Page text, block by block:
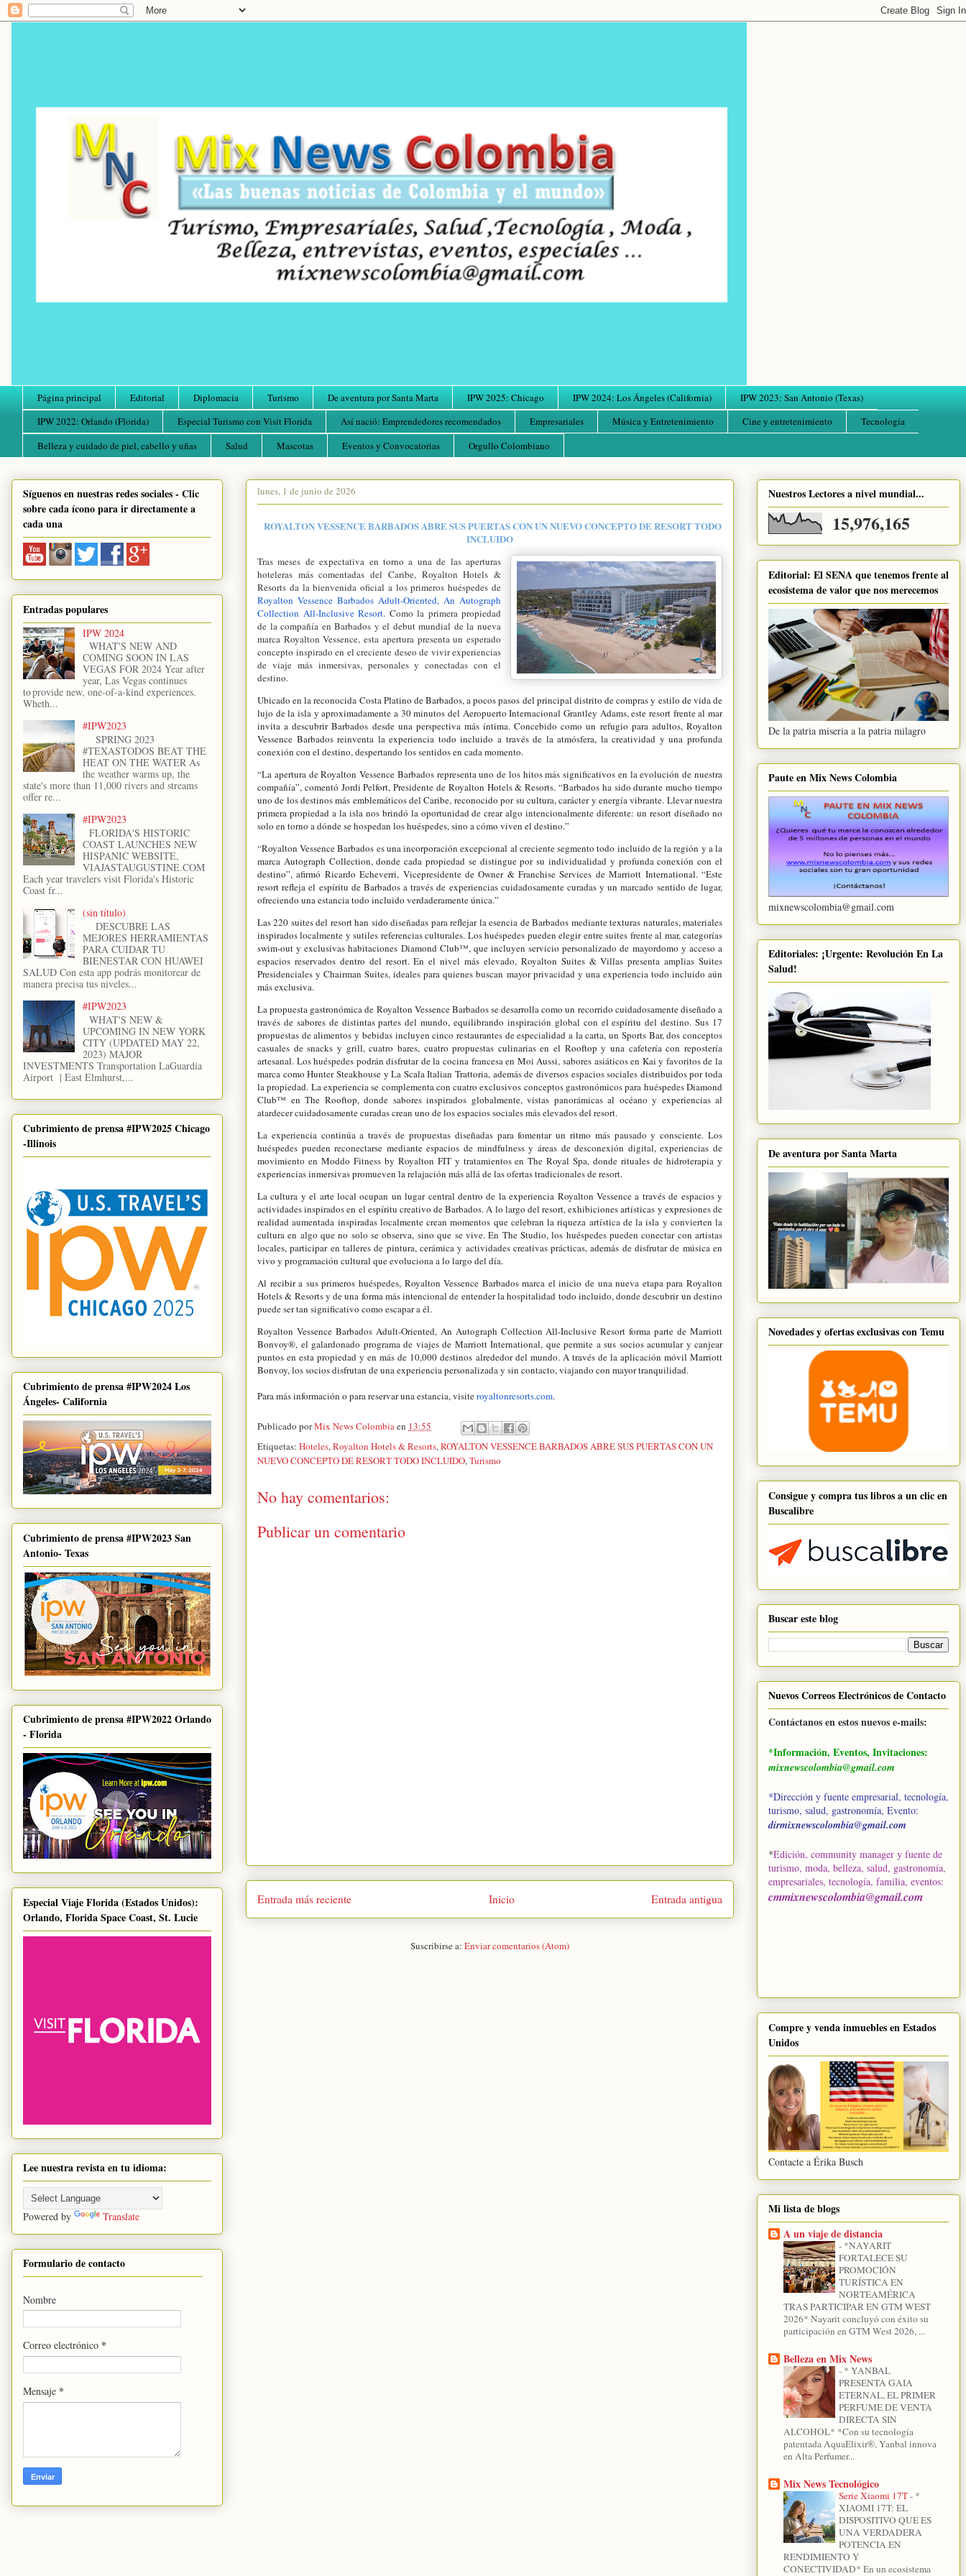
Página principal Editorial Diplomacia Turismo De aventura por Santa Marta IPW 2025: Chicago IPW 2024: Los Ángeles (California)
IPW 2023: San Antonio (Texas)
IPW 2022: Orlando (Florida)
Especial Turismo con Visit Florida Así nació: Emprendedores recomendados Empresariales Música y Entretenimiento Cine y entretenimiento
Tecnología
Belleza y cuidado de piel, cabello y uñas
Salud Mascotas Eventos y Convocatorias Orgullo Colombiano
lunes, 1 de junio de 2026
ROYALTON VESSENCE BARBADOS ABRE SUS PUERTAS CON UN NUEVO CONCEPTO DE RESORT TODO
INCLUIDO
Tras meses de expectativa en torno a una de las aperturas
hoteleras más comentadas del Caribe, Royalton Hotels &
Resorts da la bienvenida oficial a los primeros huéspedes de
Royalton Vessence Barbados Adult-Oriented, An Autograph
Collection All-Inclusive Resort. Como la primera propiedad
de la compañía en Barbados y el debut mundial de la nueva
marca Royalton Vessence, esta apertura presenta un esperado
concepto inspirado en el creciente deseo de vivir experiencias
de viaje más inmersivas, personales y conectadas con el
destino.
Ubicado en la reconocida Costa Platino de Barbados, a pocos pasos del principal distrito de compras y estilo de vida de
lujo de la isla y aproximadamente a 30 minutos del Aeropuerto Internacional Grantley Adams, este resort frente al mar
invita a descubrir Barbados desde una perspectiva más íntima. Concebido como un refugio para adultos, Royalton
Vessence Barbados reinventa la experiencia todo incluido a través de la atmósfera, la creatividad y una profunda
conexión con el destino, despertando los sentidos en cada momento.
“La apertura de Royalton Vessence Barbados representa uno de los hitos más significativos en la evolución de nuestra
compañía”, comentó Jordi Pelfort, Presidente de Royalton Hotels & Resorts. “Barbados ha sido durante mucho tiempo
uno de los destinos más emblemáticos del Caribe, reconocido por su cultura, carácter y energía vibrante. Llevar nuestra
primera propiedad a la isla nos brindó la oportunidad de crear algo intencionalmente diferente: un resort diseñado no
solo en torno a dónde se hospedan los huéspedes, sino a cómo viven el destino.”
“Royalton Vessence Barbados es una incorporación excepcional al creciente segmento todo incluido de la región y a la
marca Autograph Collection, donde cada propiedad se distingue por su individualidad y profunda conexión con el
destino”, afirmó Ricardo Echeverri, Vicepresidente de Owner & Franchise Services de Marriott International. “Este
resort refleja el espíritu de Barbados a través de experiencias cuidadosamente curadas y un marcado sentido de lugar,
ofreciendo una estancia todo incluido verdaderamente única.”
Las 220 suites del resort han sido diseñadas para reflejar la esencia de Barbados mediante texturas naturales, materiales
inspirados localmente y sutiles referencias culturales. Los huéspedes pueden elegir entre suites frente al mar, categorías
swim-out y exclusivas habitaciones Diamond Club™, que incluyen servicio personalizado de mayordomo y acceso a
espacios reservados dentro del resort. En el nivel más elevado, Royalton Suites & Villas presenta amplias Suites
Presidenciales y Chairman Suites, ideales para quienes buscan mayor privacidad y una experiencia todo incluido aún
más exclusiva.
La propuesta gastronómica de Royalton Vessence Barbados se desarrolla como un recorrido cuidadosamente diseñado a
través de sabores de distintas partes del mundo, equilibrando inspiración global con el espíritu del destino. Sus 17
propuestas de alimentos y bebidas incluyen cinco restaurantes de especialidad a la carta, un Sports Bar, dos conceptos
casuales de snacks y grill, cuatro bares, cuatro propuestas culinarias en el Rooftop y una cafetería con repostería
artesanal. Los huéspedes podrán disfrutar de la cocina francesa en Moi Aussi, sabores asiáticos en Kai y favoritos de la
marca como Hunter Steakhouse y La Scala Italian Trattoria, además de diversos espacios sociales distribuidos por toda
la propiedad. La experiencia se complementa con cuatro exclusivos conceptos gastronómicos para huéspedes Diamond
Club™ en The Rooftop, donde sabores inspirados globalmente, vistas panorámicas al océano y experiencias al
atardecer cuidadosamente curadas crean uno de los espacios sociales más elevados del resort.
La experiencia continúa a través de propuestas diseñadas para fomentar un ritmo más pausado y consciente. Los
huéspedes pueden reconectarse mediante espacios de mindfulness y áreas de desconexión digital, experiencias de
movimiento en Moddo Fitness by Royalton FIT y tratamientos en The Royal Spa, donde rituales de hidroterapia y
experiencias inmersivas promueven la relajación más allá de las ofertas tradicionales de resort.
La cultura y el arte local ocupan un lugar central dentro de la experiencia Royalton Vessence a través de espacios y
actividades inspirados en el espíritu creativo de Barbados. A lo largo del resort, exhibiciones artísticas y expresiones de
realidad aumentada inspiradas localmente crean momentos que celebran la riqueza artística de la isla y convierten la
cultura en algo que no solo se observa, sino que se vive. En The Studio, los huéspedes pueden conectar con artistas
locales, participar en talleres de pintura, cerámica y actividades creativas prácticas, además de disfrutar de música en
vivo y programación cultural que evoluciona a lo largo del día.
Al recibir a sus primeros huéspedes, Royalton Vessence Barbados marca el inicio de una nueva etapa para Royalton
Hotels & Resorts y de una forma más intencional de entender la hospitalidad todo incluido, donde descubrir un destino
puede ser tan significativo como escapar a él.
Royalton Vessence Barbados Adult-Oriented, An Autograph Collection All-Inclusive Resort forma parte de Marriott
Bonvoy®, el galardonado programa de viajes de Marriott International, que permite a sus socios acumular y canjear
puntos en esta propiedad y en más de 10,000 destinos alrededor del mundo. A través de la aplicación móvil Marriott
Bonvoy, los socios disfrutan de una experiencia personalizada y sin contacto, viajando con mayor tranquilidad.
Para más información o para reservar una estancia, visiteroyaltonresorts.com.
Publicado porMix News Colombiaen 13:55
Etiquetas: Hoteles,Royalton Hotels & Resorts,ROYALTON VESSENCE BARBADOS ABRE SUS PUERTAS CON UN
NUEVO CONCEPTO DE RESORT TODO INCLUIDO,Turismo
No hay comentarios:
Publicar un comentario
Entrada más reciente Entrada antigua
Inicio
Suscribirse a: Enviar comentarios (Atom)
Síguenos en nuestras redes sociales - Clic
sobre cada ícono para ir directamente a
cada una
Entradas populares
IPW 2024
WHAT'S NEW AND
COMING SOON IN LAS
VEGAS FOR 2024 Year after
year, Las Vegas continues
to provide new, one-of-a-kind experiences.
Wheth...
#IPW2023
SPRING 2023
#TEXASTODOS BEAT THE
HEAT ON THE WATER As
the weather warms up, the
state's more than 11,000 rivers and streams
offer re...
#IPW2023
FLORIDA'S HISTORIC
COAST LAUNCHES NEW
HISPANIC WEBSITE,
VIAJASTAUGUSTINE.COM
Each year travelers visit Florida's Historic
Coast fr...
(sin título)
DESCUBRE LAS
MEJORES HERRAMIENTAS
PARA CUIDAR TU
BIENESTAR CON HUAWEI
SALUD Con esta app podrás monitorear de
manera precisa tus niveles...
#IPW2023
WHAT'S NEW &
UPCOMING IN NEW YORK
CITY (UPDATED MAY 22,
2023) MAJOR
INVESTMENTS Transportation LaGuardia
Airport | East Elmhurst,...
Cubrimiento de prensa #IPW2025 Chicago
-Illinois
Cubrimiento de prensa #IPW2024 Los
Ángeles- California
Cubrimiento de prensa #IPW2023 San
Antonio- Texas
Cubrimiento de prensa #IPW2022 Orlando
- Florida
Especial Viaje Florida (Estados Unidos):
Orlando, Florida Space Coast, St. Lucie
Lee nuestra revista en tu idioma:
Powered by Translate
Formulario de contacto
Nombre
Correo electrónico *
Mensaje *
Nuestros Lectores a nivel mundial...
15,976,165
Editorial: El SENA que tenemos frente al
ecosistema de valor que nos merecemos
De la patria miseria a la patria milagro
Paute en Mix News Colombia
mixnewscolombia@gmail.com
Editoriales: ¡Urgente: Revolución En La
Salud!
De aventura por Santa Marta
Novedades y ofertas exclusivas con Temu
Consigue y compra tus libros a un clic en
Buscalibre
Buscar este blog
Nuevos Correos Electrónicos de Contacto
Contáctanos en estos nuevos e-mails:
*Información, Eventos, Invitaciones:
mixnewscolombia@gmail.com
*Dirección y fuente empresarial, tecnología,
turismo, salud, gastronomía, Evento:
dirmixnewscolombia@gmail.com
*Edición, community manager y fuente de
turismo, moda, belleza, salud, gastronomía,
empresariales, tecnología, familia, eventos:
cmmixnewscolombia@gmail.com
Compre y venda inmuebles en Estados
Unidos
Contacte a Érika Busch
Mi lista de blogs
A un viaje de distancia
- *NAYARIT
FORTALECE SU
PROMOCIÓN
TURÍSTICA EN
NORTEAMÉRICA
TRAS PARTICIPAR EN GTM WEST
2026* Nayarit concluyó con éxito su
participación en GTM West 2026, ...
Belleza en Mix News
- * YANBAL
PRESENTA GAIA
ETERNAL, EL PRIMER
PERFUME DE VENTA
DIRECTA SIN
ALCOHOL* *Con su tecnología
patentada AquaElixir®, Yanbal innova
en Alta Perfumer...
Mix News Tecnológico
Serie Xiaomi 17T- *
XIAOMI 17T: EL
DISPOSITIVO QUE ES
UNA VERDADERA
POTENCIA EN
RENDIMIENTO Y
CONECTIVIDAD* En un ecosistema